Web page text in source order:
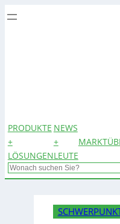
PRODUKTE
+
LÖSUNGEN
NEWS
+
LEUTE
Search